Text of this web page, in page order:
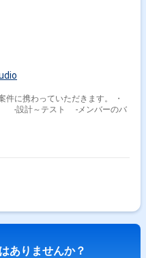
件に携わっていただきます。 ・
‐設計～テスト ‐メンバーのバ
ありませんか？